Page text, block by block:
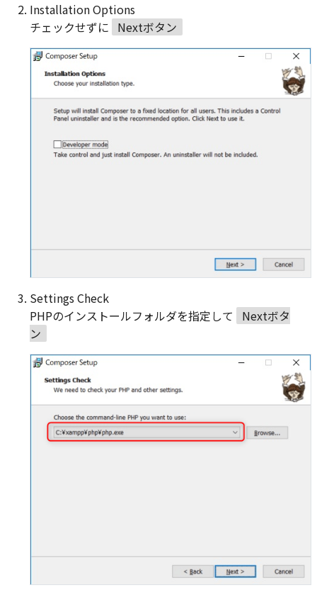
Installation Options
チェックせずに Nextボタン
Settings Check
PHPのインストールフォルダを指定して
Nextボタ
ン